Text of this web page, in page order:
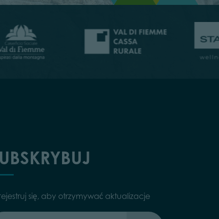
się, aby otrzymywać aktualizacje